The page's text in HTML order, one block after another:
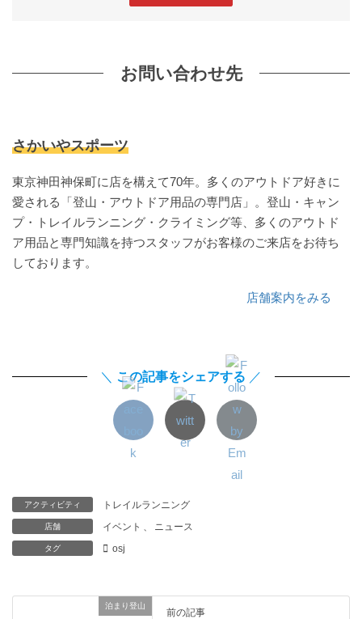
お問い合わせ先
さかいやスポーツ
東京神田神保町に店を構えて70年。多くのアウトドア好きに
愛される「登山・アウトドア用品の専門店」。登山・キャン
プ・トレイルランニング・クライミング等、多くのアウトド
ア用品と専門知識を持つスタッフがお客様のご来店をお待ち
しております。
店舗案内をみる
＼ この記事をシェアする ／
アクティビティ トレイルランニング
店舗 イベント ニュース
タグ osj
泊まり登山
前の記事